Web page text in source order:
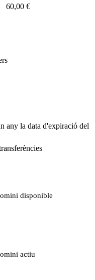
60,00 €
any la data d'expiració del
disponible
actiu